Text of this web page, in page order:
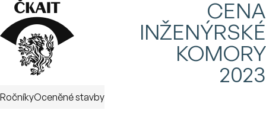
CENA
INŽENÝRSKÉ
KOMORY
2023
⌂
RočníkyOceněné stavby